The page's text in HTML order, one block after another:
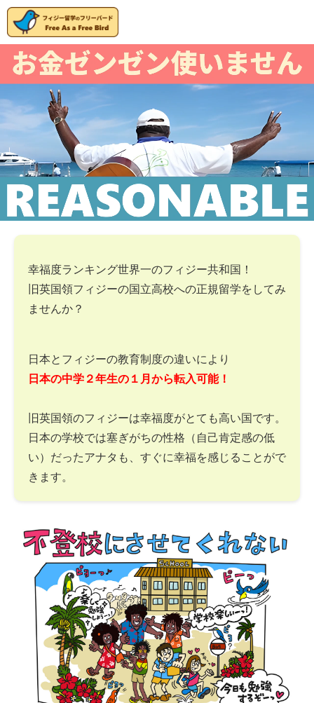
幸福度ランキング世界一のフィジー共和国！
旧英国領フィジーの国立高校への正規留学をしてみ
ませんか？
日本とフィジーの教育制度の違いにより
日本の中学２年生の１月から転入可能！
旧英国領のフィジーは幸福度がとても高い国です。
日本の学校では塞ぎがちの性格（自己肯定感の低
い）だったアナタも、すぐに幸福を感じることがで
きます。